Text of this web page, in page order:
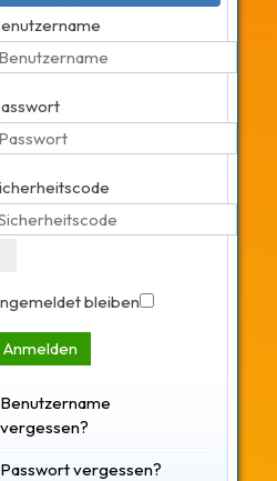
bleiben
Anmelden
Benutzername
vergessen?
Passwort vergessen?